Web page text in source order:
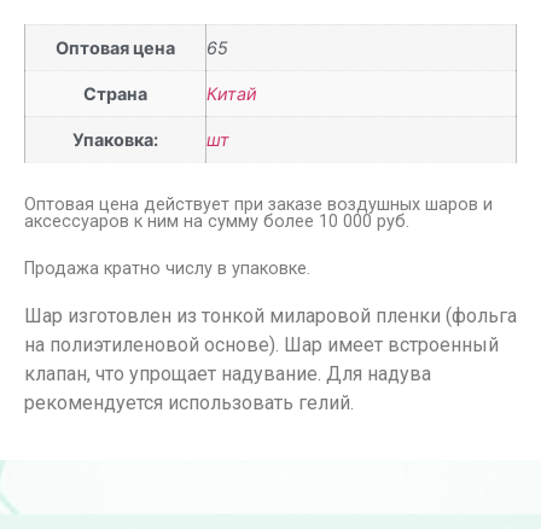
Оптовая цена 65
Страна Китай
Упаковка: шт
Оптовая цена действует при заказе воздушных шаров и
аксессуаров к ним на сумму более 10 000 руб.
Продажа кратно числу в упаковке.
Шар изготовлен из тонкой миларовой пленки (фольга
на полиэтиленовой основе). Шар имеет встроенный
клапан, что упрощает надувание. Для надува
рекомендуется использовать гелий.